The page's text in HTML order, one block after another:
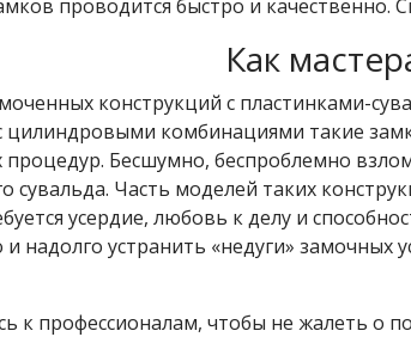
проводится быстро и качественно.
Как
конструкций с пластинками-
цилиндровыми комбинациями такие
процедур. Бесшумно, беспроблемно
сувальда. Часть моделей таких
усердие, любовь к делу и
надолго устранить «недуги»
к профессионалам, чтобы не жалеть о